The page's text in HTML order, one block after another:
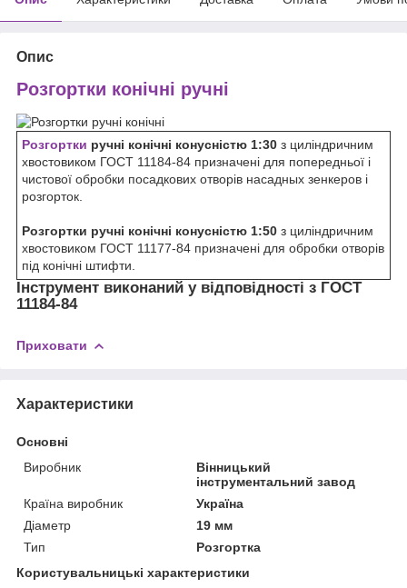
Опис
Розгортки конічні ручні
Розгортки ручні конічні конусністю 1:30 з циліндричним
хвостовиком ГОСТ 11184-84 призначені для попередньої і
чистової обробки посадкових отворів насадных зенкеров і
розгорток.
Розгортки ручні конічні конусністю 1:50 з циліндричним
хвостовиком ГОСТ 11177-84 призначені для обробки отворів
під конічні штифти.
Інструмент виконаний у відповідності з ГОСТ
11184-84
Приховати
Характеристики
Основні
Виробник
Вінницький
інструментальний завод
Країна виробник
Україна
Діаметр
19 мм
Тип
Розгортка
Користувальницькі характеристики